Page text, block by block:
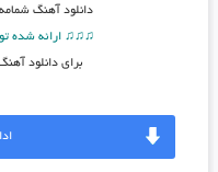
دانلود آهنگشمامه
♫♫♫ ارائه شده
برای دانلود